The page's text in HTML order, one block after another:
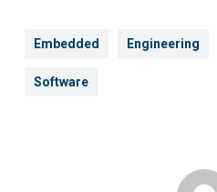
Embedded Engineering
Software